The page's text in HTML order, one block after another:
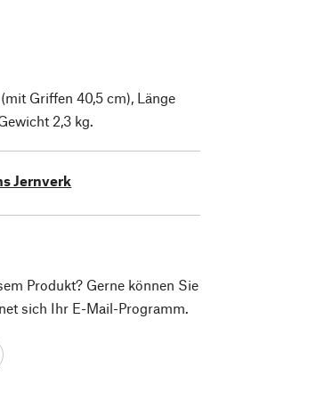
Griffen 40,5 cm), Länge
2,3 kg.
Jernverk
Produkt? Gerne können Sie
sich Ihr E-Mail-Programm.